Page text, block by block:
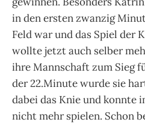
in den ersten zwanzig
Feld war und das Spiel der
wollte jetzt auch selber
ihre Mannschaft zum Sieg
der 22.Minute wurde sie
dabei das Knie und konnte
nicht mehr spielen. Schon